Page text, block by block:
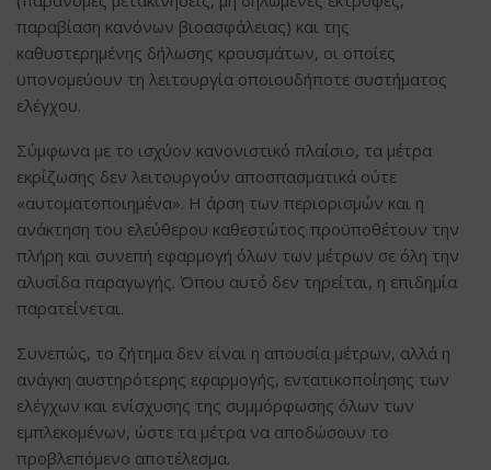
παραβίαση κανόνων βιοασφάλειας) και της
καθυστερημένης δήλωσης κρουσμάτων, οι οποίες
υπονομεύουν τη λειτουργία οποιουδήποτε συστήματος
ελέγχου.
Σύμφωνα με το ισχύον κανονιστικό πλαίσιο, τα μέτρα
εκρίζωσης δεν λειτουργούν αποσπασματικά ούτε
«αυτοματοποιημένα». Η άρση των περιορισμών και η
ανάκτηση του ελεύθερου καθεστώτος προϋποθέτουν την
πλήρη και συνεπή εφαρμογή όλων των μέτρων σε όλη την
αλυσίδα παραγωγής. Όπου αυτό δεν τηρείται, η επιδημία
παρατείνεται.
Συνεπώς, το ζήτημα δεν είναι η απουσία μέτρων, αλλά η
ανάγκη αυστηρότερης εφαρμογής, εντατικοποίησης των
ελέγχων και ενίσχυσης της συμμόρφωσης όλων των
εμπλεκομένων, ώστε τα μέτρα να αποδώσουν το
προβλεπόμενο αποτέλεσμα.